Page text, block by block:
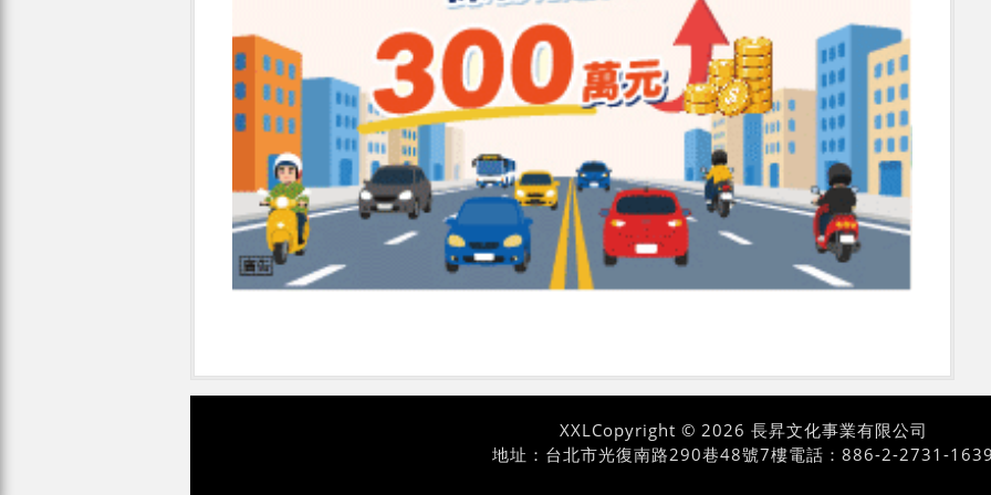
XXLCopyright © 2026 長昇文化事業有限公司
地址：台北市光復南路290巷48號7樓電話：886-2-2731-